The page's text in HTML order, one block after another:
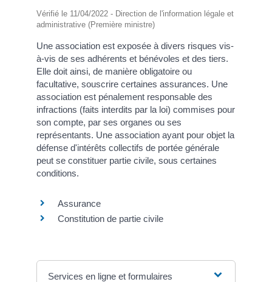
Vérifié le 11/04/2022 - Direction de l'information légale et
administrative (Première ministre)
Une association est exposée à divers risques vis-
à-vis de ses adhérents et bénévoles et des tiers.
Elle doit ainsi, de manière obligatoire ou
facultative, souscrire certaines assurances. Une
association est pénalement responsable des
infractions (faits interdits par la loi) commises pour
son compte, par ses organes ou ses
représentants. Une association ayant pour objet la
défense d'intérêts collectifs de portée générale
peut se constituer partie civile, sous certaines
conditions.
Assurance
Constitution de partie civile
Services en ligne et formulaires